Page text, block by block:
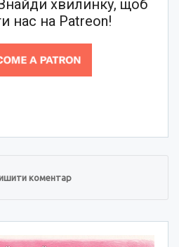
хвилинку, щоб
нас на Patreon!
коментар